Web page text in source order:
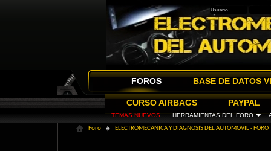
FOROS
TEMAS NUEVOS HERRAMIENTAS DEL FORO
BASE DE DATOS
CURSO AIRBAGS PAYPAL
Foro ELECTROMECANICA Y DIAGNOSIS DEL AUTOMOVIL - FORO